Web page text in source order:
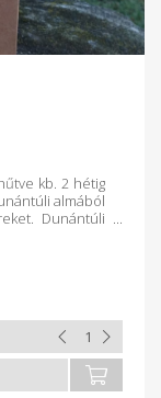
kb. 2 hétig
almából
Dunántúli